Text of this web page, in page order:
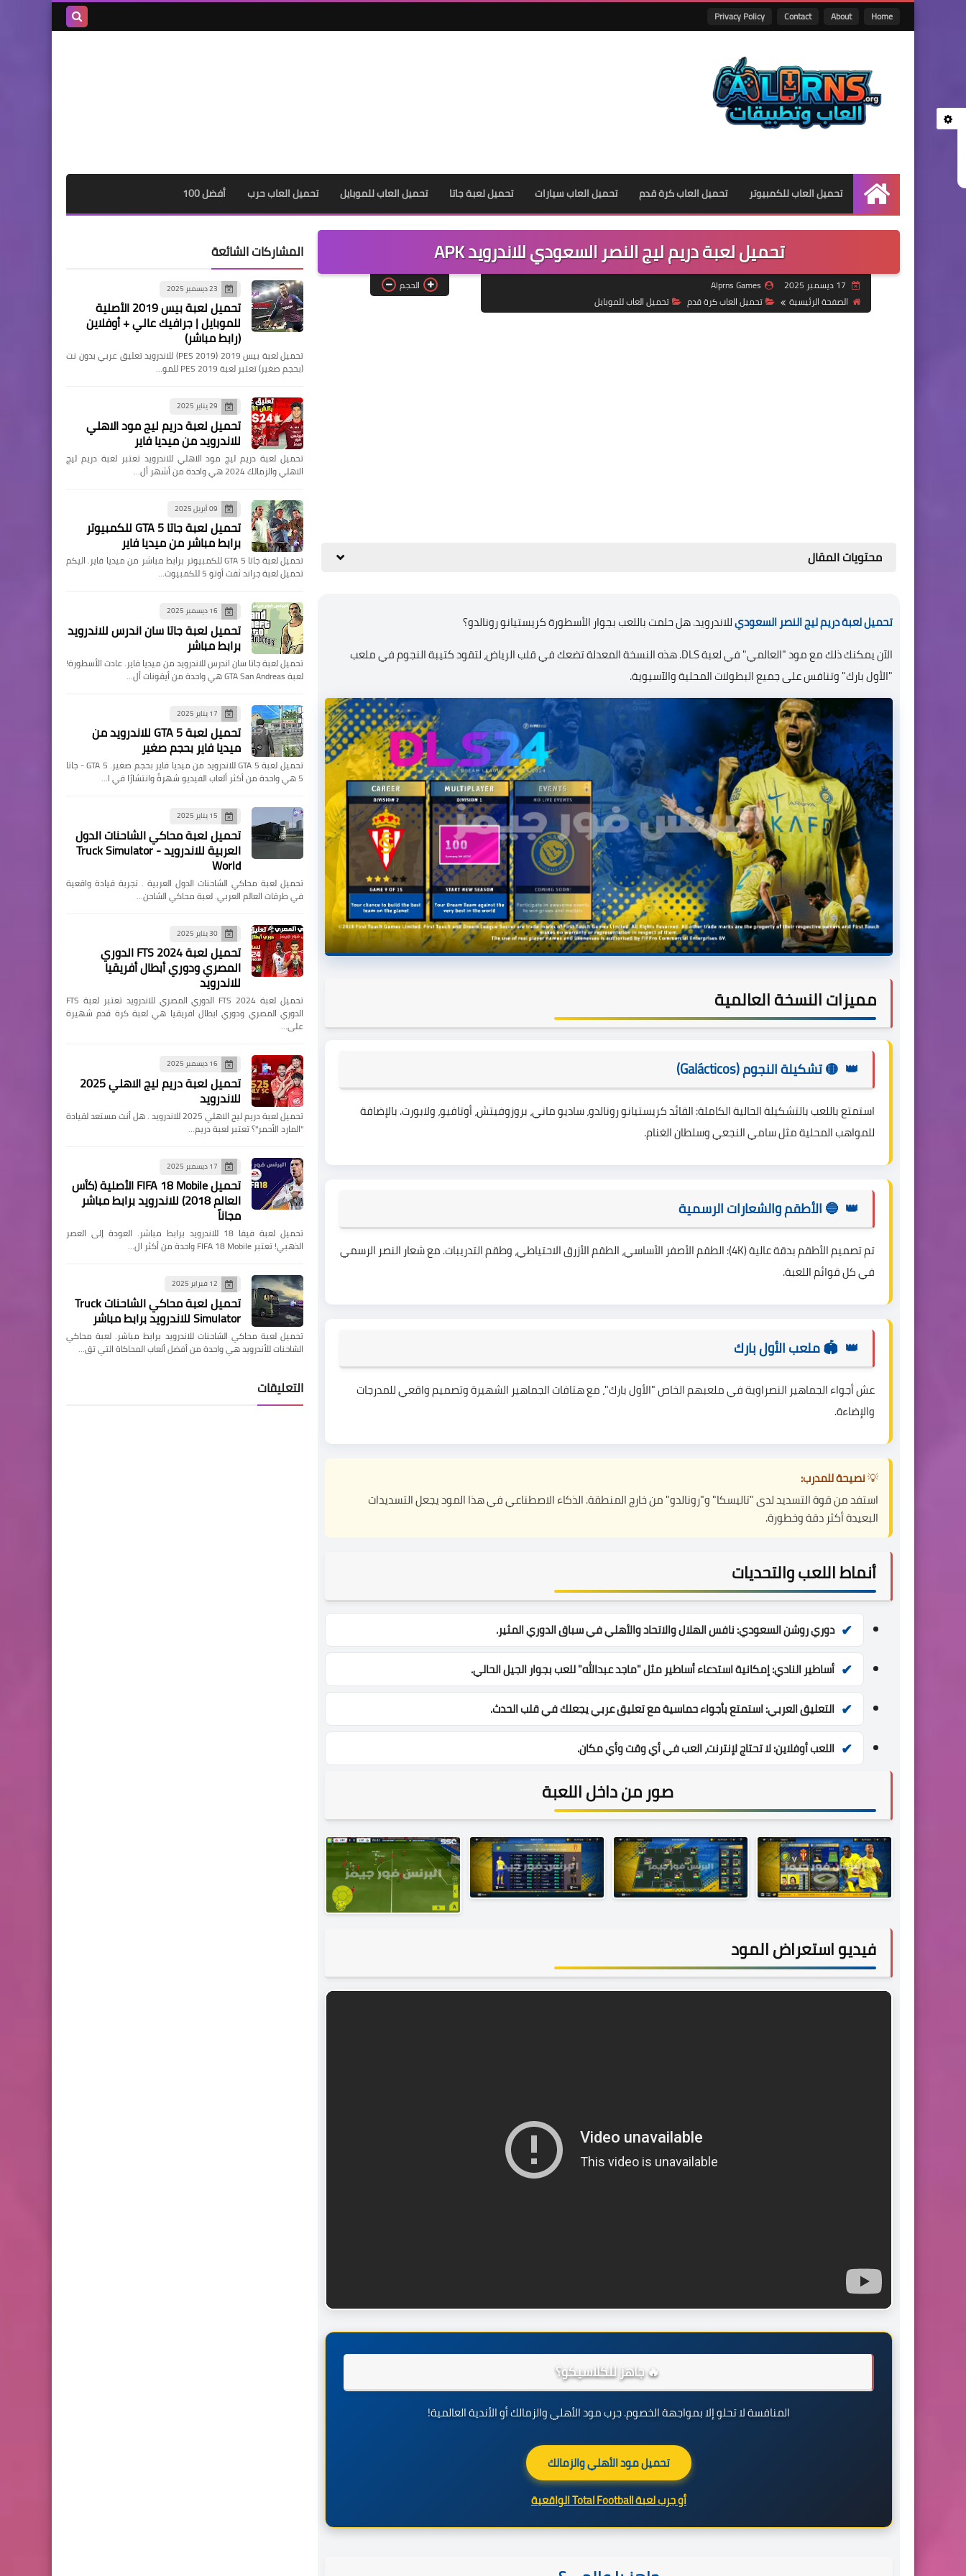
Home
About
Contact
Privacy Policy
الرئيسية
تحميل العاب للكمبيوتر تحميل العاب كرة قدم تحميل العاب سيارات تحميل لعبة جاتا تحميل العاب للموبايل تحميل العاب حرب أفضل 100
تحميل لعبة دريم ليج النصر السعودي للاندرويد APK
Alprns Games
الصفحة الرئيسية
تحميل العاب كرة قدم تحميل العاب للموبايل
الحجم
محتويات المقال
تحميل لعبة دريم ليج النصر السعوديللاندرويد. هل حلمت باللعب بجوار الأسطورة كريستيانو رونالدو؟
الآن يمكنك ذلك مع مود "العالمي" في لعبة DLS. هذه النسخة المعدلة تضعك في قلب الرياض، لتقود كتيبة النجوم في ملعب
"الأول بارك" وتنافس على جميع البطولات المحلية والآسيوية.
مميزات النسخة العالمية
🟡 تشكيلة النجوم (Galácticos)
استمتع باللعب بالتشكيلة الحالية الكاملة: القائد كريستيانو رونالدو، ساديو ماني، بروزوفيتش، أوتافيو، ولابورت. بالإضافة
للمواهب المحلية مثل سامي النجعي وسلطان الغنام.
🔵 الأطقم والشعارات الرسمية
تم تصميم الأطقم بدقة عالية (4K): الطقم الأصفر الأساسي، الطقم الأزرق الاحتياطي، وطقم التدريبات. مع شعار النصر الرسمي
في كل قوائم اللعبة.
🏟️ ملعب الأول بارك
عش أجواء الجماهير النصراوية في ملعبهم الخاص "الأول بارك"، مع هتافات الجماهير الشهيرة وتصميم واقعي للمدرجات
والإضاءة.
💡نصيحة للمدرب:
استفد من قوة التسديد لدى "تاليسكا" و"رونالدو" من خارج المنطقة. الذكاء الاصطناعي في هذا المود يجعل التسديدات
البعيدة أكثر دقة وخطورة.
أنماط اللعب والتحديات
دوري روشن السعودي:نافس الهلال والاتحاد والأهلي في سباق الدوري المثير.
أساطير النادي:إمكانية استدعاء أساطير مثل "ماجد عبدالله" للعب بجوار الجيل الحالي.
التعليق العربي:استمتع بأجواء حماسية مع تعليق عربي يجعلك في قلب الحدث.
اللعب أوفلاين:لا تحتاج لإنترنت، العب في أي وقت وأي مكان.
صور من داخل اللعبة
فيديو استعراض المود
🔥 جاهز للكلاسيكو؟
المنافسة لا تحلو إلا بمواجهة الخصوم. جرب مود الأهلي والزمالك أو الأندية العالمية!
تحميل مود الأهلي والزمالك
أو جرب لعبة Total Football الواقعية
المشاركات الشائعة
23 ديسمبر 2025
تحميل لعبة بيس 2019 الأصلية
للموبايل | جرافيك عالي + أوفلاين
(رابط مباشر)
تحميل لعبة بيس 2019 (PES 2019) للاندرويد تعليق عربي بدون نت
(بحجم صغير) تعتبر لعبة PES 2019 للمو…
29 يناير 2025
تحميل لعبة دريم ليج مود الاهلي
للاندرويد من ميديا فاير
تحميل لعبة دريم ليج مود الاهلي للاندرويد تعتبر لعبة دريم ليج
الاهلي والزمالك 2024 هي واحدة من أشهر أل…
09 أبريل 2025
تحميل لعبة جاتا 5 GTA للكمبيوتر
برابط مباشر من ميديا فاير
تحميل لعبة جاتا 5 GTA للكمبيوتر برابط مباشر من ميديا فاير. اليكم
تحميل لعبة جراند ثفت أوتو 5 للكمبيوت…
16 ديسمبر 2025
تحميل لعبة جاتا سان اندرس للاندرويد
برابط مباشر
تحميل لعبة جاتا سان اندرس للاندرويد من ميديا فاير. عادت الأسطورة!
لعبة GTA San Andreas هي واحدة من أيقونات أل…
17 يناير 2025
تحميل لعبة GTA 5 للاندرويد من
ميديا فاير بحجم صغير
تحميل لعبة GTA 5 للاندرويد من ميديا فاير بحجم صغير. GTA 5 - جاتا
5 هي واحدة من أكثر ألعاب الفيديو شهرةً وانتشارًا في ا…
15 يناير 2025
تحميل لعبة محاكي الشاحنات الدول
العربية للاندرويد - Truck Simulator
World
تحميل لعبة محاكي الشاحنات الدول العربية . تجربة قيادة واقعية
في طرقات العالم العربي. لعبة محاكي الشاحن…
30 يناير 2025
تحميل لعبة FTS 2024 الدوري
المصري ودوري أبطال أفريقيا
للاندرويد
تحميل لعبة FTS 2024 الدوري المصري للاندرويد تعتبر لعبة FTS
الدوري المصري ودوري ابطال افريقيا هي لعبة كرة قدم شهيرة
على…
16 ديسمبر 2025
تحميل لعبة دريم ليج الاهلي 2025
للاندرويد
تحميل لعبة دريم ليج الاهلي 2025 للاندرويد . هل أنت مستعد لقيادة
"المارد الأحمر"؟ تعتبر لعبة دريم…
17 ديسمبر 2025
تحميل FIFA 18 Mobile الأصلية (كأس
العالم 2018) للاندرويد برابط مباشر
مجاناً
تحميل لعبة فيفا 18 للاندرويد برابط مباشر. العودة إلى العصر
الذهبي! تعتبر FIFA 18 Mobile واحدة من أكثر ال…
12 فبراير 2025
تحميل لعبة محاكي الشاحنات Truck
Simulator للاندرويد برابط مباشر
تحميل لعبة محاكي الشاحنات للاندرويد برابط مباشر. لعبة محاكي
الشاحنات للأندرويد هي واحدة من أفضل ألعاب المحاكاة التي تق…
التعليقات